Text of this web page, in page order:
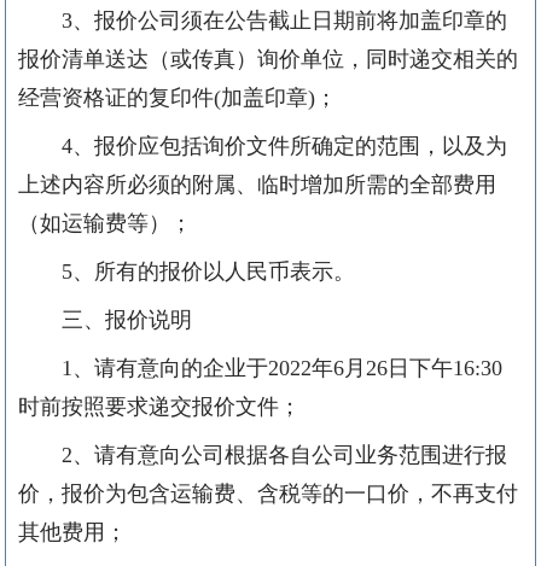
3、报价公司须在公告截止日期前将加盖印章的
报价清单送达（或传真）询价单位，同时递交相关的
经营资格证的复印件(加盖印章)；
4、报价应包括询价文件所确定的范围，以及为
上述内容所必须的附属、临时增加所需的全部费用
（如运输费等）；
5、所有的报价以人民币表示。
三、报价说明
1、请有意向的企业于2022年6月26日下午16:30
时前按照要求递交报价文件；
2、请有意向公司根据各自公司业务范围进行报
价，报价为包含运输费、含税等的一口价，不再支付
其他费用；